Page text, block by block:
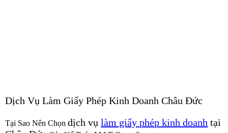
Dịch Vụ Làm Giấy Phép Kinh Doanh Châu Đức
Tại Sao Nên Chọndịch vụlàm giấy phép kinh doanh tại